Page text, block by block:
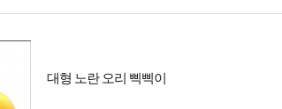
대형 노란 오리 삑삑이